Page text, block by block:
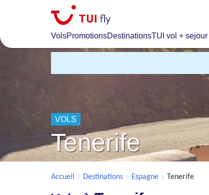
content
VolsPromotionsDestinationsTUI vol + sejour
VOLS
Tenerife
Accueil Destinations Espagne Tenerife